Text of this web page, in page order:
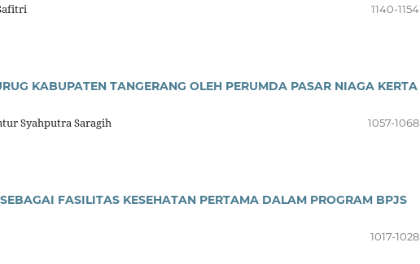
1140-1154
KABUPATEN TANGERANG OLEH PERUMDA PASAR NIAGA KERTA
Syahputra Saragih
1057-1068
FASILITAS KESEHATAN PERTAMA DALAM PROGRAM BPJS
1017-1028